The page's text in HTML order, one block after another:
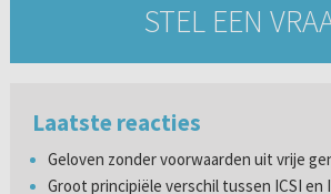
STEL EEN
Laatste reacties
Geloven zonder voorwaarden uit vrije
Groot principiële verschil tussen ICSI en